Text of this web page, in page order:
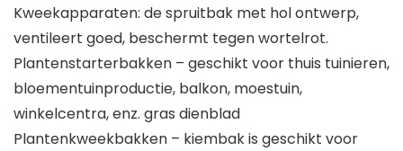
Kweekapparaten: de spruitbak met hol ontwerp,
ventileert goed, beschermt tegen wortelrot.
Plantenstarterbakken – geschikt voor thuis tuinieren,
bloementuinproductie, balkon, moestuin,
winkelcentra, enz. gras dienblad
Plantenkweekbakken – kiembak is geschikt voor